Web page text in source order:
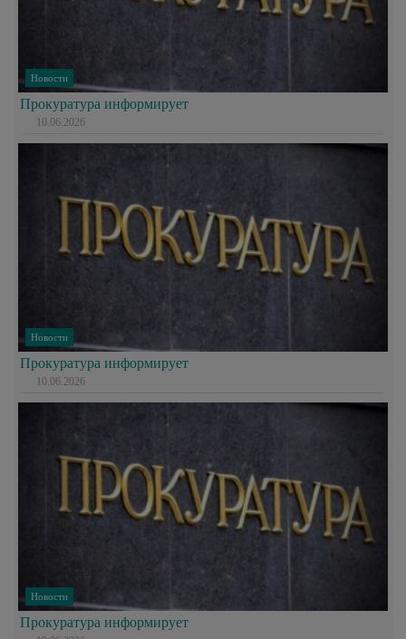
Новости
Прокуратура информирует
10.06.2026
Новости
Прокуратура информирует
10.06.2026
Новости
Прокуратура информирует